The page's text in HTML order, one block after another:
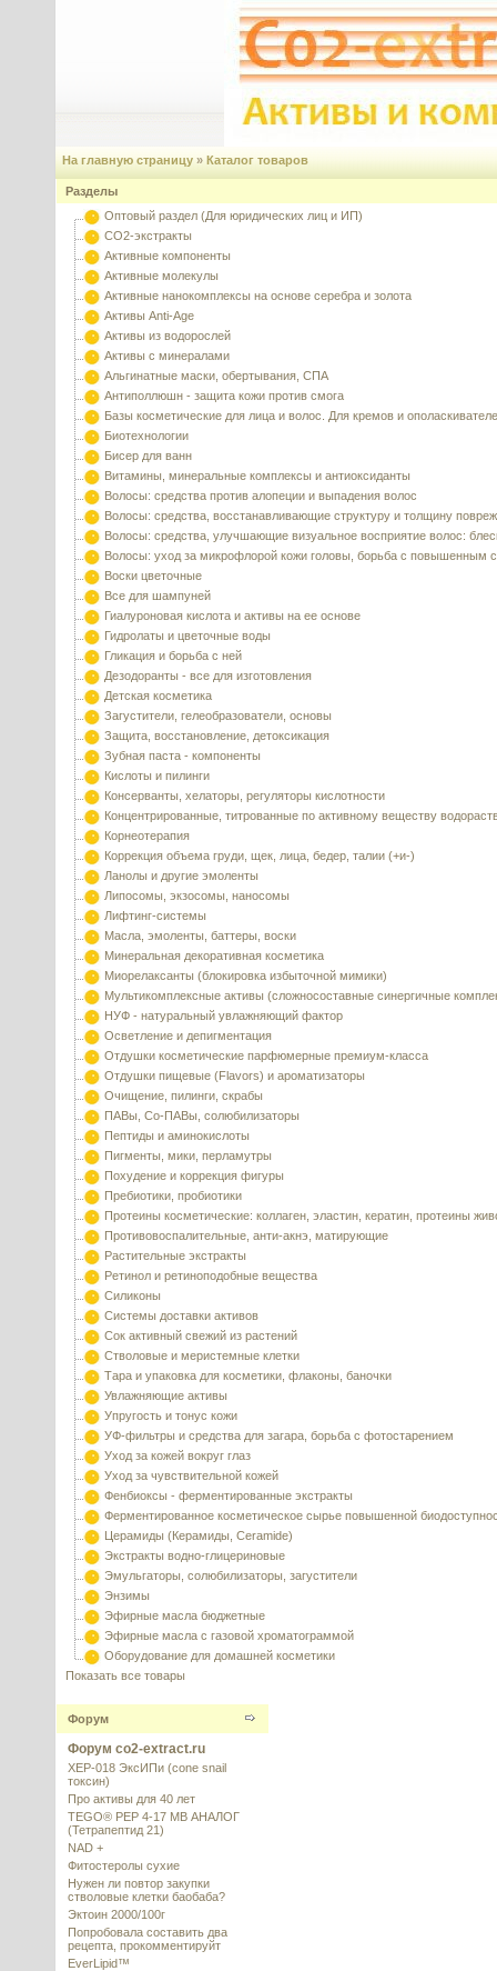
На главную страницу » Каталог товаров
Разделы
Оптовый раздел (Для юридических лиц и ИП)
CO2-экстракты
Активные компоненты
Активные молекулы
Активные нанокомплексы на основе серебра и золота
Активы Anti-Age
Активы из водорослей
Активы с минералами
Альгинатные маски, обертывания, СПА
Антиполлюшн - защита кожи против смога
Базы косметические для лица и волос. Для кремов и
Биотехнологии
Бисер для ванн
Витамины, минеральные комплексы и антиоксиданты
Волосы: средства против алопеции и выпадения волос
Волосы: средства, восстанавливающие структуру и толщину
Волосы: средства, улучшающие визуальное восприятие волос:
Волосы: уход за микрофлорой кожи головы, борьба с повышенным
Воски цветочные
Все для шампуней
Гиалуроновая кислота и активы на ее основе
Гидролаты и цветочные воды
Гликация и борьба с ней
Дезодоранты - все для изготовления
Детская косметика
Загустители, гелеобразователи, основы
Защита, восстановление, детоксикация
Зубная паста - компоненты
Кислоты и пилинги
Консерванты, хелаторы, регуляторы кислотности
Концентрированные, титрованные по активному веществу
Корнеотерапия
Коррекция объема груди, щек, лица, бедер, талии (+и-)
Ланолы и другие эмоленты
Липосомы, экзосомы, наносомы
Лифтинг-системы
Масла, эмоленты, баттеры, воски
Минеральная декоративная косметика
Миорелаксанты (блокировка избыточной мимики)
Мультикомплексные активы (сложносоставные синергичные
НУФ - натуральный увлажняющий фактор
Осветление и депигментация
Отдушки косметические парфюмерные премиум-класса
Отдушки пищевые (Flavors) и ароматизаторы
Очищение, пилинги, скрабы
ПАВы, Со-ПАВы, солюбилизаторы
Пептиды и аминокислоты
Пигменты, мики, перламутры
Похудение и коррекция фигуры
Пребиотики, пробиотики
Протеины косметические: коллаген, эластин, кератин, протеины
Противовоспалительные, анти-акнэ, матирующие
Растительные экстракты
Ретинол и ретиноподобные вещества
Силиконы
Системы доставки активов
Сок активный свежий из растений
Стволовые и меристемные клетки
Тара и упаковка для косметики, флаконы, баночки
Увлажняющие активы
Упругость и тонус кожи
УФ-фильтры и средства для загара, борьба с фотостарением
Уход за кожей вокруг глаз
Уход за чувствительной кожей
Фенбиоксы - ферментированные экстракты
Ферментированное косметическое сырье повышенной
Церамиды (Керамиды, Ceramide)
Экстракты водно-глицериновые
Эмульгаторы, солюбилизаторы, загустители
Энзимы
Эфирные масла бюджетные
Эфирные масла с газовой хроматограммой
Оборудование для домашней косметики
Показать все товары
Форум
Форум co2-extract.ru
XEP-018 ЭксИПи (cone snail
токсин)
Про активы для 40 лет
TEGO® PEP 4-17 MB АНАЛОГ
(Тетрапептид 21)
NAD +
Фитостеролы сухие
Нужен ли повтор закупки
стволовые клетки баобаба?
Эктоин 2000/100г
Попробовала составить два
рецепта, прокомментируйт
EverLipid™